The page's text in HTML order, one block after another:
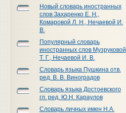
Новый словарь иностранных
слов Захаренко Е. Н.,
Комаровой Л. Н., Нечаевой И.
В.
Популярный словарь
иностранных слов Музруковой
Т. Г., Нечаевой И. В.
Словарь языка Пушкина отв.
ред. В. В. Виноградов
Словарь языка Достоевского
гл. ред. Ю.Н. Караулов
Словарь личных имен Н.А.